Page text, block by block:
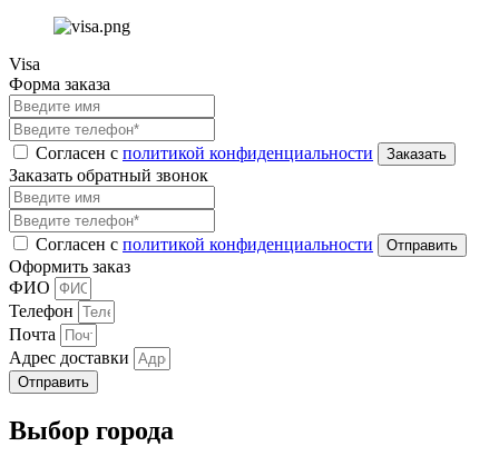
Visa
Форма заказа
Согласен с политикой конфиденциальности
Заказать обратный звонок
Согласен с политикой конфиденциальности
Оформить заказ
ФИО
Телефон
Почта
Адрес доставки
Отправить
Выбор города